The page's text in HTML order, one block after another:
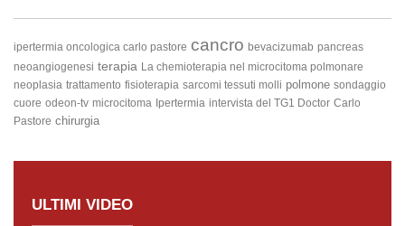
ipertermia oncologica carlo pastore cancro bevacizumab pancreas
neoangiogenesi terapia La chemioterapia nel microcitoma polmonare
neoplasia trattamento fisioterapia sarcomi tessuti molli polmone sondaggio
cuore odeon-tv microcitoma Ipertermia intervista del TG1 Doctor Carlo
Pastore chirurgia
ULTIMI VIDEO